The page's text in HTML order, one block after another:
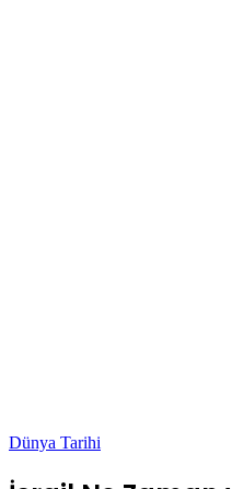
Dünya Tarihi